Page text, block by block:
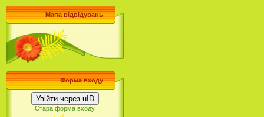
Мапа відвідувань
Форма входу
Увійти через uID
Стара форма входу